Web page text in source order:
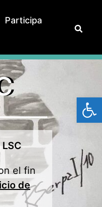
Abrir
Participa
LSC
el fin
de